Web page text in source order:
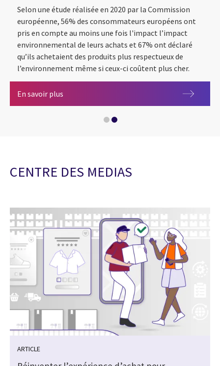
De l'indice de la réparabilité à l'indice de la
Selon une étude réalisée en 2020 par la Commission
européenne, 56% des consommateurs européens ont
pris en compte au moins une fois l'impact l’impact
environnemental de leurs achats et 67% ont déclaré
qu’ils achetaient des produits plus respectueux de
l’environnement même si ceux-ci coûtent plus cher.
En savoir plus Passeport Numérique des Produits : impacts
CENTRE DES MEDIAS
ARTICLE